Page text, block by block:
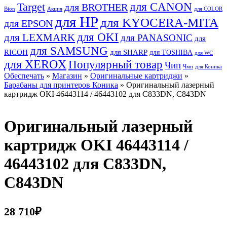
Bion Target Акция для BROTHER для CANON для COLOR
для EPSON для HP для KYOCERA-MITA
для LEXMARK для OKI для PANASONIC для
RICOH для SAMSUNG для SHARP для TOSHIBA для WC
для XEROX Популярный товар Чип Чмп для Коника
Обеспечать » Магазин » Оригинальные картриджи »
Барабаны для принтеров Коника » Оригинальный лазерный
картридж OKI 46443114 / 46443102 для C833DN, C843DN
Оригинальный лазерный
картридж OKI 46443114 /
46443102 для C833DN,
C843DN
28 710₽